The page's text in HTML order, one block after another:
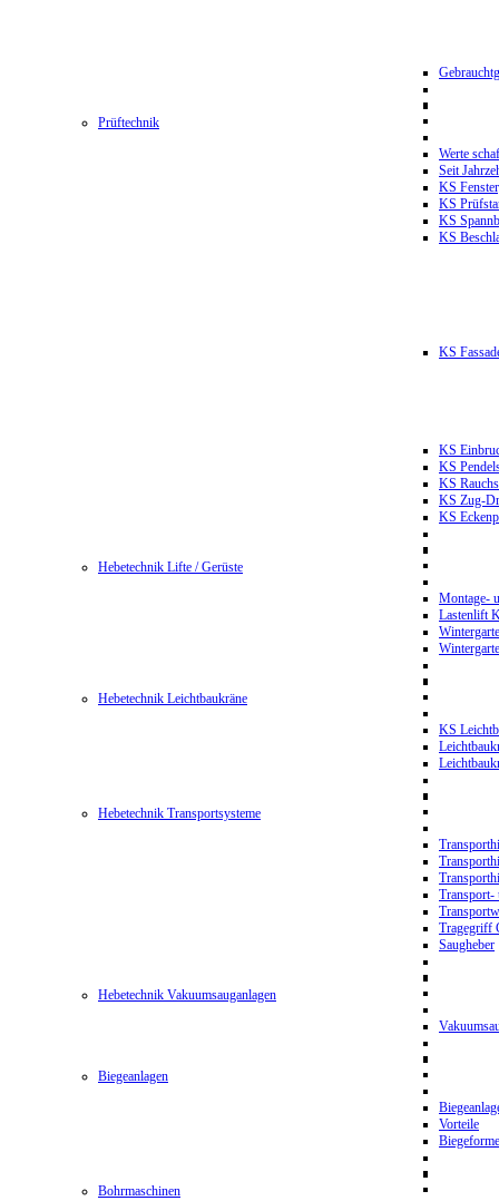
Prüftechnik
Werte
Seit
KS
KS
KS
KS
KS
KS
KS
KS
KS Zug-
KS
Hebetechnik Lifte / Gerüste
Montage-
Lastenlift
Hebetechnik Leichtbaukräne
KS
Hebetechnik Transportsysteme
Transport-
Tragegriff
Saugheber
Hebetechnik Vakuumsauganlagen
Biegeanlagen
Vorteile
Bohrmaschinen